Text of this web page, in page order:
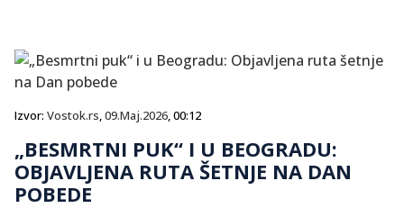
Izvor: Vostok.rs,09.Maj.2026, 00:12
„BESMRTNI PUK“ I U BEOGRADU:
OBJAVLJENA RUTA ŠETNJE NA DAN
POBEDE